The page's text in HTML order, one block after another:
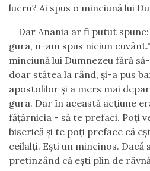
lucru? Ai spus o minciună lui
Dar Anania ar fi putut
gura, n-am spus niciun cuvânt."
minciună lui Dumnezeu fără să-
doar stătea la rând, şi-a pus
apostolilor şi a mers mai
gura. Dar în această acţiune
făţărnicia - să te prefaci. Poţi
biserică şi te poţi preface că eş
ceilalţi. Eşti un mincinos. Dacă
pretinzând că eşti plin de râvn